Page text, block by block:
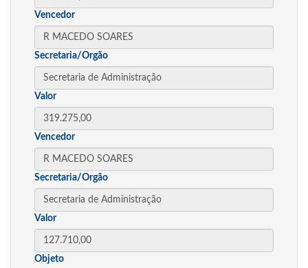
Vencedor
Secretaria/Orgão
Valor
Vencedor
Secretaria/Orgão
Valor
Objeto